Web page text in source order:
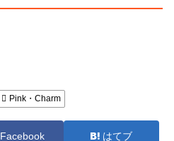
Pink・Charm
Facebook はてブ